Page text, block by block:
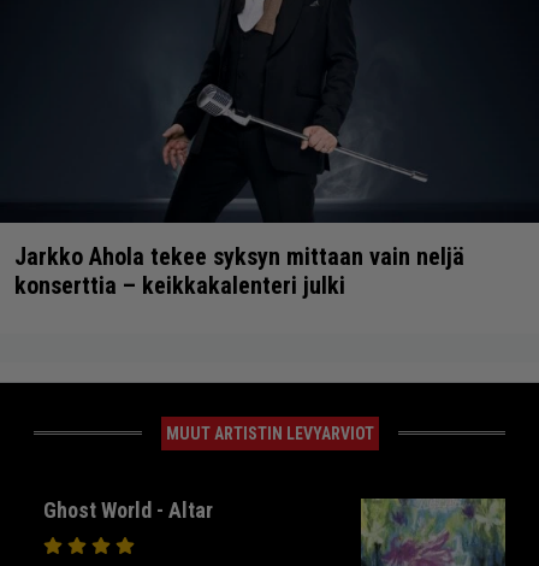
Jarkko Ahola tekee syksyn mittaan vain neljä
konserttia – keikkakalenteri julki
MUUT ARTISTIN LEVYARVIOT
Ghost World - Altar